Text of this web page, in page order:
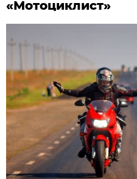
«Мотоциклист»